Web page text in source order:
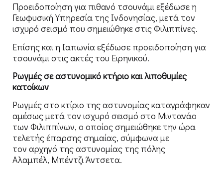
Προειδοποίηση για πιθανό τσουνάμι εξέδωσε η
Γεωφυσική Υπηρεσία της Ινδονησίας, μετά τον
ισχυρό σεισμό που σημειώθηκε στις Φιλιππίνες.
Επίσης και η Ιαπωνία εξέδωσε προειδοποίηση για
τσουνάμι στις ακτές του Ειρηνικού.
Ρωγμές σε αστυνομικό κτήριο και λιποθυμίες
κατοίκων
Ρωγμές στο κτίριο της αστυνομίας καταγράφηκαν
αμέσως μετά τον ισχυρό σεισμό στο Μιντανάο
των Φιλιππίνων, ο οποίος σημειώθηκε την ώρα
τελετής έπαρσης σημαίας, σύμφωνα με
τον αρχηγό της αστυνομίας της πόλης
Αλαμπέλ, Μπέντζι Άντσετα.